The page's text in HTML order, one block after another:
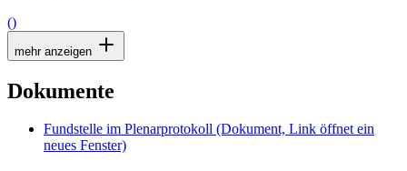
()
mehr anzeigen
Dokumente
Fundstelle im Plenarprotokoll (Dokument, Link öffnet ein
neues Fenster)